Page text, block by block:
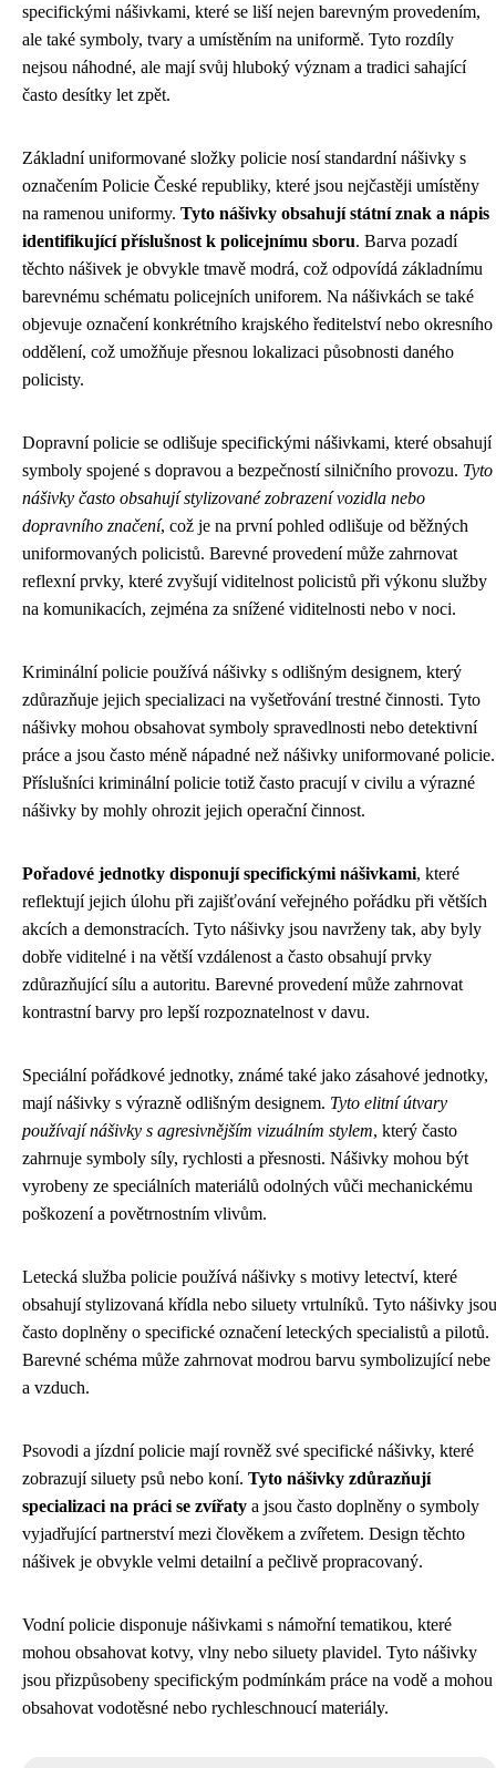
specifickými nášivkami, které se liší nejen barevným provedením,
ale také symboly, tvary a umístěním na uniformě. Tyto rozdíly
nejsou náhodné, ale mají svůj hluboký význam a tradici sahající
často desítky let zpět.
Základní uniformované složky policie nosí standardní nášivky s
označením Policie České republiky, které jsou nejčastěji umístěny
na ramenou uniformy. Tyto nášivky obsahují státní znak a nápis
identifikující příslušnost k policejnímu sboru. Barva pozadí
těchto nášivek je obvykle tmavě modrá, což odpovídá základnímu
barevnému schématu policejních uniforem. Na nášivkách se také
objevuje označení konkrétního krajského ředitelství nebo okresního
oddělení, což umožňuje přesnou lokalizaci působnosti daného
policisty.
Dopravní policie se odlišuje specifickými nášivkami, které obsahují
symboly spojené s dopravou a bezpečností silničního provozu. Tyto
nášivky často obsahují stylizované zobrazení vozidla nebo
dopravního značení, což je na první pohled odlišuje od běžných
uniformovaných policistů. Barevné provedení může zahrnovat
reflexní prvky, které zvyšují viditelnost policistů při výkonu služby
na komunikacích, zejména za snížené viditelnosti nebo v noci.
Kriminální policie používá nášivky s odlišným designem, který
zdůrazňuje jejich specializaci na vyšetřování trestné činnosti. Tyto
nášivky mohou obsahovat symboly spravedlnosti nebo detektivní
práce a jsou často méně nápadné než nášivky uniformované policie.
Příslušníci kriminální policie totiž často pracují v civilu a výrazné
nášivky by mohly ohrozit jejich operační činnost.
Pořadové jednotky disponují specifickými nášivkami, které
reflektují jejich úlohu při zajišťování veřejného pořádku při větších
akcích a demonstracích. Tyto nášivky jsou navrženy tak, aby byly
dobře viditelné i na větší vzdálenost a často obsahují prvky
zdůrazňující sílu a autoritu. Barevné provedení může zahrnovat
kontrastní barvy pro lepší rozpoznatelnost v davu.
Speciální pořádkové jednotky, známé také jako zásahové jednotky,
mají nášivky s výrazně odlišným designem. Tyto elitní útvary
používají nášivky s agresivnějším vizuálním stylem, který často
zahrnuje symboly síly, rychlosti a přesnosti. Nášivky mohou být
vyrobeny ze speciálních materiálů odolných vůči mechanickému
poškození a povětrnostním vlivům.
Letecká služba policie používá nášivky s motivy letectví, které
obsahují stylizovaná křídla nebo siluety vrtulníků. Tyto nášivky jsou
často doplněny o specifické označení leteckých specialistů a pilotů.
Barevné schéma může zahrnovat modrou barvu symbolizující nebe
a vzduch.
Psovodi a jízdní policie mají rovněž své specifické nášivky, které
zobrazují siluety psů nebo koní. Tyto nášivky zdůrazňují
specializaci na práci se zvířaty a jsou často doplněny o symboly
vyjadřující partnerství mezi člověkem a zvířetem. Design těchto
nášivek je obvykle velmi detailní a pečlivě propracovaný.
Vodní policie disponuje nášivkami s námořní tematikou, které
mohou obsahovat kotvy, vlny nebo siluety plavidel. Tyto nášivky
jsou přizpůsobeny specifickým podmínkám práce na vodě a mohou
obsahovat vodotěsné nebo rychleschnoucí materiály.